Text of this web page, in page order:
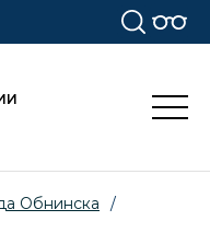
Обнинска
/